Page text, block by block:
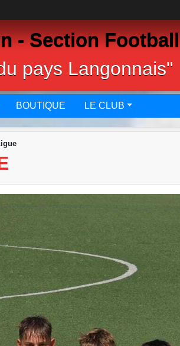
- Section Football
pays Langonnais"
BOUTIQUE LE CLUB